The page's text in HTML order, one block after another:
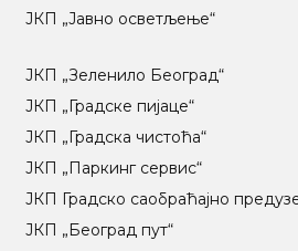
ЈКП „Јавно осветљење“
ЈКП „Зеленило Београд“
ЈКП „Градске пијаце“
ЈКП „Градска чистоћа“
ЈКП „Паркинг сервис“
ЈКП Градско саобраћајно
ЈКП „Београд пут“